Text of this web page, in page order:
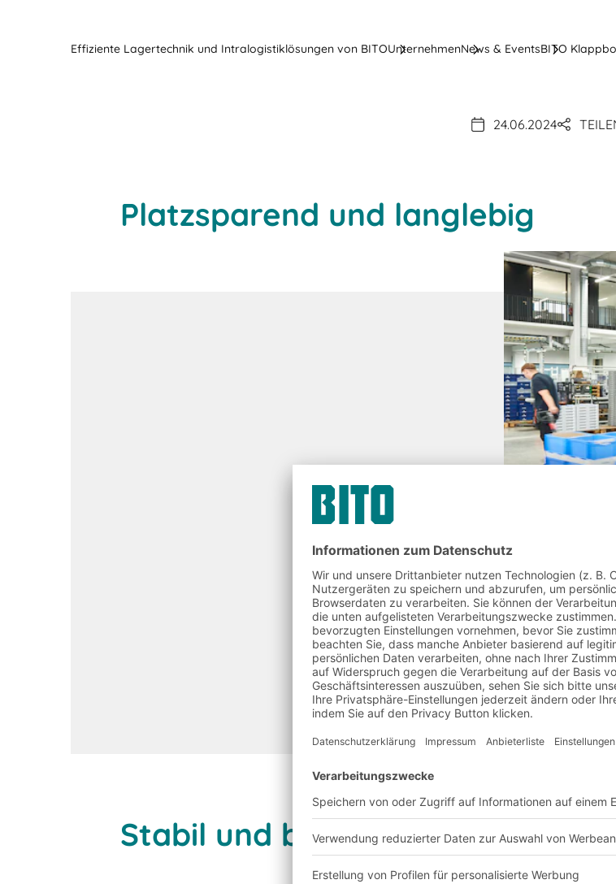
Effiziente Lagertechnik und Intralogistiklösungen von BITOUnternehmenNews & EventsBITO
24.06.2024
Platzsparend und langlebig
Stabil und belastbar